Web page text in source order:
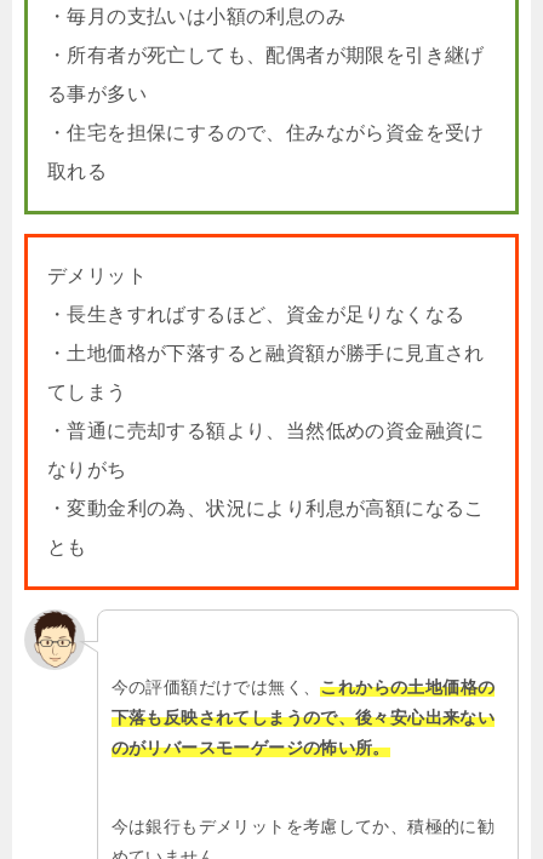
・毎月の支払いは小額の利息のみ
・所有者が死亡しても、配偶者が期限を引き継げ
る事が多い
・住宅を担保にするので、住みながら資金を受け
取れる
デメリット
・長生きすればするほど、資金が足りなくなる
・土地価格が下落すると融資額が勝手に見直され
てしまう
・普通に売却する額より、当然低めの資金融資に
なりがち
・変動金利の為、状況により利息が高額になるこ
とも
今の評価額だけでは無く、これからの土地価格の
下落も反映されてしまうので、後々安心出来ない
のがリバースモーゲージの怖い所。
今は銀行もデメリットを考慮してか、積極的に勧